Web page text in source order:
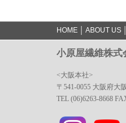
HOME ABOUT US
小原屋繊維株式
<大阪本社>
〒541-0055 大阪府
TEL (06)6263-8668